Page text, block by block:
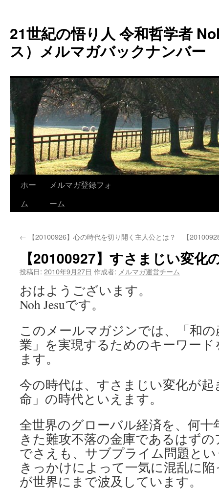
テ
ン
ツ
へ
キ
ッ
プ
21世紀の悟り人 令和哲学者
ス）メルマガバックナンバー
ホー
ム
メルマガ登録フォ
ーム
← 【20100926】心の時代を切り開く主人公とは？ 【
【20100927】すさまじい変化
投稿日: 2010年9月27日 作成者: メルマガ運営チーム
おはようございます。
Noh Jesuです。
このメールマガジンでは、「和
業」を実現するためのキーワー
ます。
今の時代は、すさまじい変化が
命」の時代といえます。
全世界のグローバル経済を、何
きた難攻不落の金庫であるはず
でさえも、サブプライム問題と
きっかけによって一気に混乱に
が世界にまで波及しています。